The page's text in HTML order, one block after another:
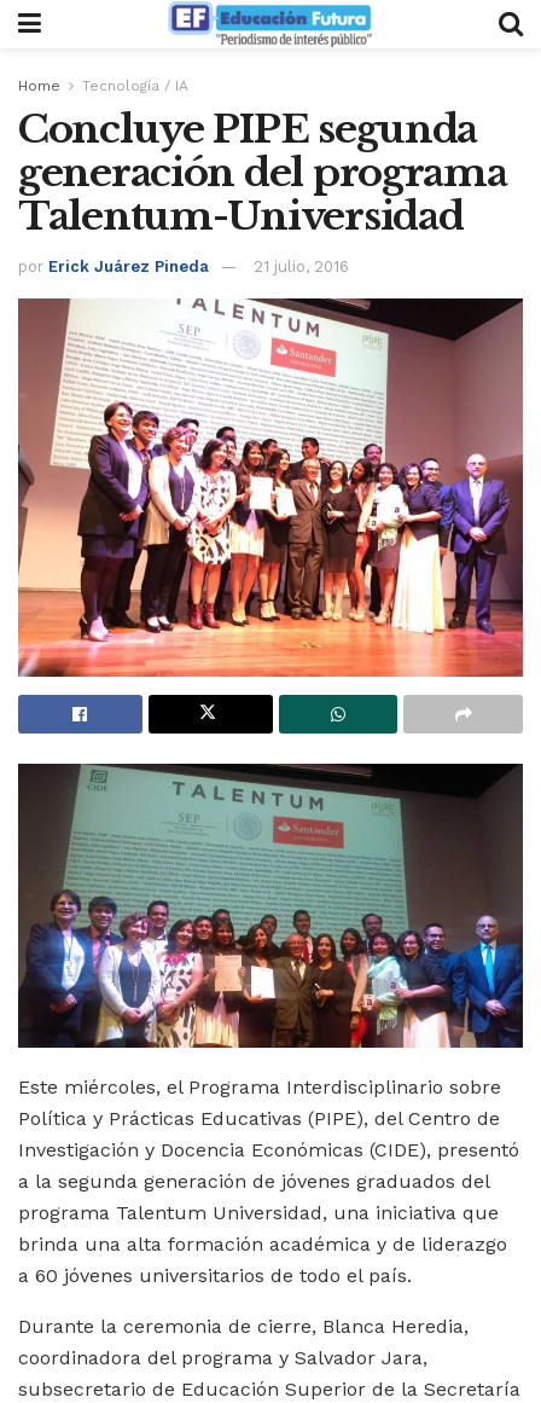
Home Tecnología / IA
Concluye PIPE segunda
generación del programa
Talentum-Universidad
por Erick Juárez Pineda 21 julio, 2016
Este miércoles, el Programa Interdisciplinario sobre
Política y Prácticas Educativas (PIPE), del Centro de
Investigación y Docencia Económicas (CIDE), presentó
a la segunda generación de jóvenes graduados del
programa Talentum Universidad, una iniciativa que
brinda una alta formación académica y de liderazgo
a 60 jóvenes universitarios de todo el país.
Durante la ceremonia de cierre, Blanca Heredia,
coordinadora del programa y Salvador Jara,
subsecretario de Educación Superior de la Secretaría